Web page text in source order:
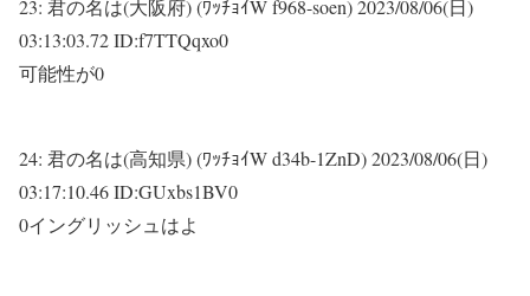
23: 君の名は(大阪府) (ﾜｯﾁｮｲW f968-soen)2023/08/06(日)
03:13:03.72 ID:f7TTQqxo0
可能性が0
24: 君の名は(高知県) (ﾜｯﾁｮｲW d34b-1ZnD)2023/08/06(日)
03:17:10.46 ID:GUxbs1BV0
0イングリッシュはよ